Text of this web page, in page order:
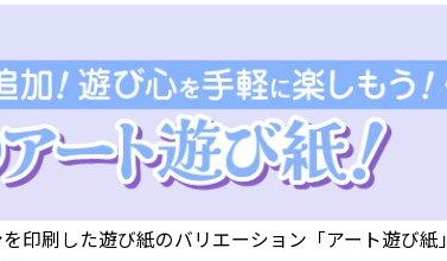
印刷した遊び紙のバリエーション「アート遊び紙」